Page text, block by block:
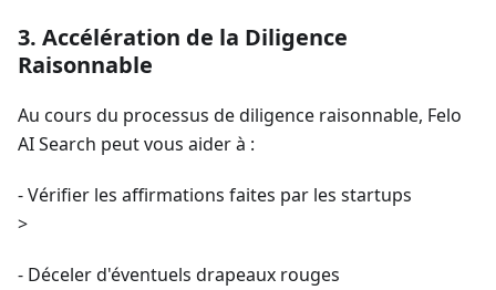
3. Accélération de la Diligence
Raisonnable
Au cours du processus de diligence raisonnable, Felo
AI Search peut vous aider à :
- Vérifier les affirmations faites par les startups
>
- Déceler d'éventuels drapeaux rouges